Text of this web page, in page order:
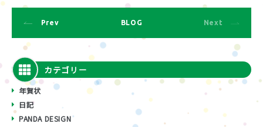
Prev BLOG Next
カテゴリー
年賀状
日記
PANDA DESIGN